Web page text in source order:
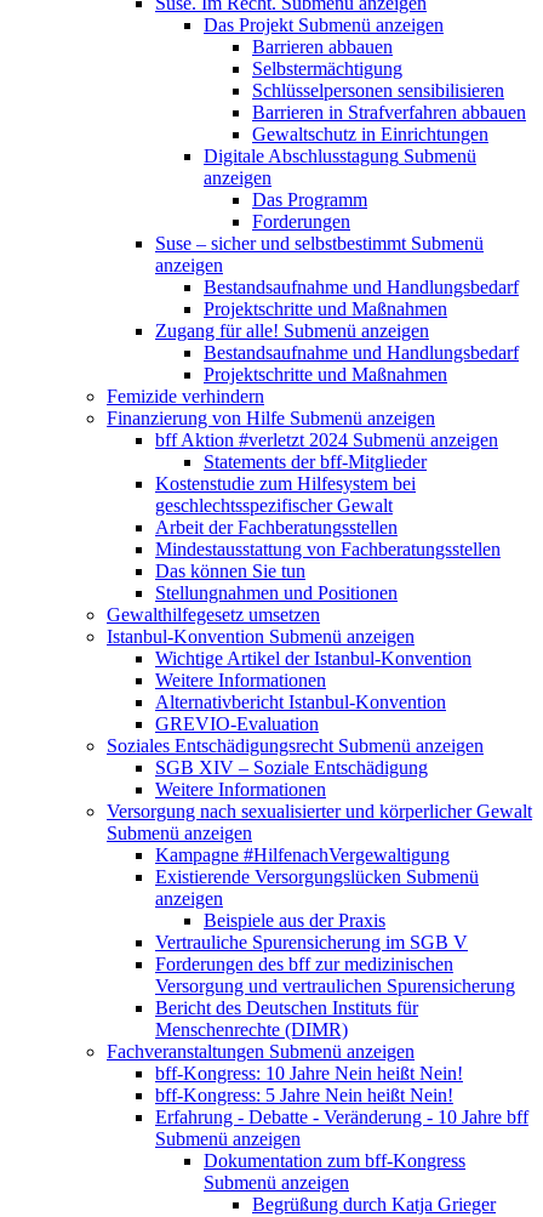
Das Projekt Submenü anzeigen
Barrieren abbauen
Selbstermächtigung
Schlüsselpersonen sensibilisieren
Barrieren in Strafverfahren abbauen
Gewaltschutz in Einrichtungen
Digitale Abschlusstagung Submenü
anzeigen
Das Programm
Forderungen
Suse – sicher und selbstbestimmt Submenü
anzeigen
Bestandsaufnahme und Handlungsbedarf
Projektschritte und Maßnahmen
Zugang für alle! Submenü anzeigen
Bestandsaufnahme und Handlungsbedarf
Projektschritte und Maßnahmen
Femizide verhindern
Finanzierung von Hilfe Submenü anzeigen
bff Aktion #verletzt 2024 Submenü anzeigen
Statements der bff-Mitglieder
Kostenstudie zum Hilfesystem bei
geschlechtsspezifischer Gewalt
Arbeit der Fachberatungsstellen
Mindestausstattung von Fachberatungsstellen
Das können Sie tun
Stellungnahmen und Positionen
Gewalthilfegesetz umsetzen
Istanbul-Konvention Submenü anzeigen
Wichtige Artikel der Istanbul-Konvention
Weitere Informationen
Alternativbericht Istanbul-Konvention
GREVIO-Evaluation
Soziales Entschädigungsrecht Submenü anzeigen
SGB XIV – Soziale Entschädigung
Weitere Informationen
Versorgung nach sexualisierter und körperlicher Gewalt
Submenü anzeigen
Kampagne #HilfenachVergewaltigung
Existierende Versorgungslücken Submenü
anzeigen
Beispiele aus der Praxis
Vertrauliche Spurensicherung im SGB V
Forderungen des bff zur medizinischen
Versorgung und vertraulichen Spurensicherung
Bericht des Deutschen Instituts für
Menschenrechte (DIMR)
Fachveranstaltungen Submenü anzeigen
bff-Kongress: 10 Jahre Nein heißt Nein!
bff-Kongress: 5 Jahre Nein heißt Nein!
Erfahrung - Debatte - Veränderung - 10 Jahre bff
Submenü anzeigen
Dokumentation zum bff-Kongress
Submenü anzeigen
Begrüßung durch Katja Grieger